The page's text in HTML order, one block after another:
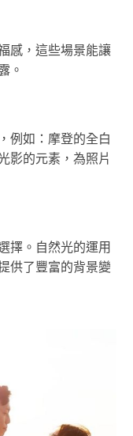
感，這些場景能讓
。
例如：摩登的全白
影的元素，為照片
擇。自然光的運用
供了豐富的背景變